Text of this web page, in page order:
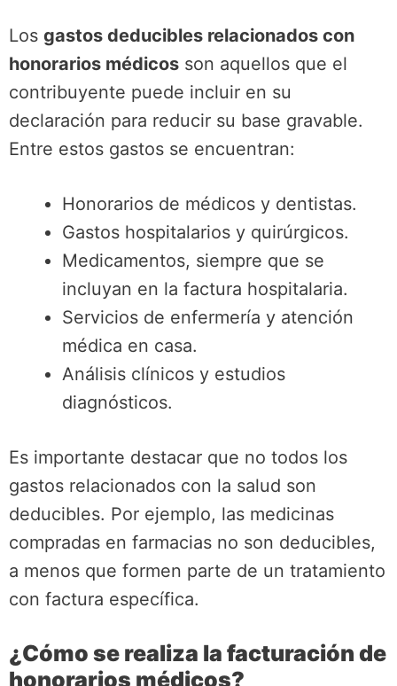
Los gastos deducibles relacionados con
honorarios médicos son aquellos que el
contribuyente puede incluir en su
declaración para reducir su base gravable.
Entre estos gastos se encuentran:
Honorarios de médicos y dentistas.
Gastos hospitalarios y quirúrgicos.
Medicamentos, siempre que se
incluyan en la factura hospitalaria.
Servicios de enfermería y atención
médica en casa.
Análisis clínicos y estudios
diagnósticos.
Es importante destacar que no todos los
gastos relacionados con la salud son
deducibles. Por ejemplo, las medicinas
compradas en farmacias no son deducibles,
a menos que formen parte de un tratamiento
con factura específica.
¿Cómo se realiza la facturación de
honorarios médicos?